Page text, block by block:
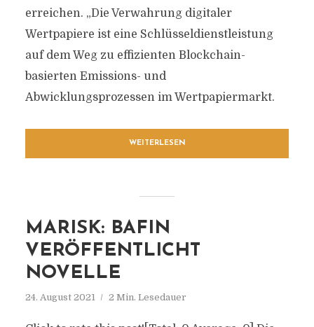
erreichen. „Die Verwahrung digitaler
Wertpapiere ist eine Schlüsseldienstleistung
auf dem Weg zu effizienten Blockchain-
basierten Emissions- und
Abwicklungsprozessen im Wertpapiermarkt.
WEITERLESEN
MARISK: BAFIN
VERÖFFENTLICHT
NOVELLE
24. August 2021 2 Min. Lesedauer